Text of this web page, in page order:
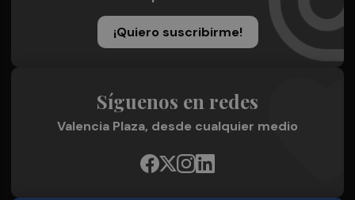
¡Quiero suscribirme!
Síguenos en redes
Valencia Plaza, desde cualquier medio